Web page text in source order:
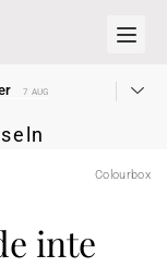
7 AUG
30 JUL
Colourbox
inte